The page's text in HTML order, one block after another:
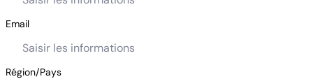
Email
Région/Pays